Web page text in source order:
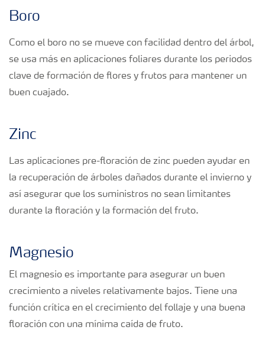
Boro
Como el boro no se mueve con facilidad dentro del árbol,
se usa más en aplicaciones foliares durante los periodos
clave de formación de flores y frutos para mantener un
buen cuajado.
Zinc
Las aplicaciones pre-floración de zinc pueden ayudar en
la recuperación de árboles dañados durante el invierno y
así asegurar que los suministros no sean limitantes
durante la floración y la formación del fruto.
Magnesio
El magnesio es importante para asegurar un buen
crecimiento a niveles relativamente bajos. Tiene una
función crítica en el crecimiento del follaje y una buena
floración con una mínima caída de fruto.